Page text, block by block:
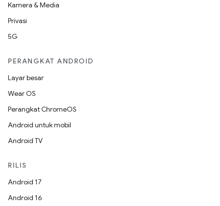
Kamera & Media
Privasi
5G
PERANGKAT ANDROID
Layar besar
Wear OS
Perangkat ChromeOS
Android untuk mobil
Android TV
RILIS
Android 17
Android 16